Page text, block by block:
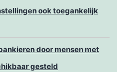
ook toegankelijk
door mensen met
gesteld